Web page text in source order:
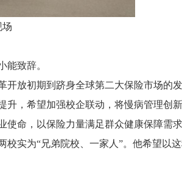
场
能致辞。
放初期到跻身全球第二大保险市场的
，希望加强校企联动，将慢病管理创
命，以保险力量满足群众健康保障需
实为“兄弟院校、一家人”。他希望以